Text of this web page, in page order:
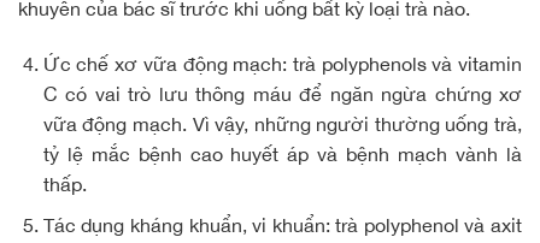
khuyên của bác sĩ trước khi uống bất kỳ loại trà nào.
Ức chế xơ vữa động mạch: trà polyphenols và vitamin
C có vai trò lưu thông máu để ngăn ngừa chứng xơ
vữa động mạch. Vì vậy, những người thường uống trà,
tỷ lệ mắc bệnh cao huyết áp và bệnh mạch vành là
thấp.
Tác dụng kháng khuẩn, vi khuẩn: trà polyphenol và axit